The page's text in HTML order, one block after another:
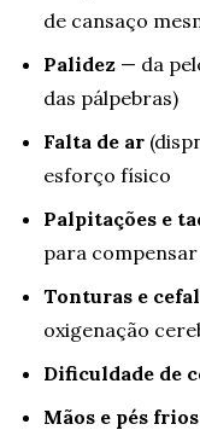
de cansaço
Palidez — da
das pálpebras)
Falta de ar
esforço físico
Palpitações e
para
Tonturas e
oxigenação
Dificuldade de
Mãos e pés frios